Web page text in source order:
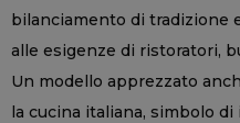
bilanciamento di tradizione
alle esigenze di ristoratori,
Un modello apprezzato
la cucina italiana, simbolo